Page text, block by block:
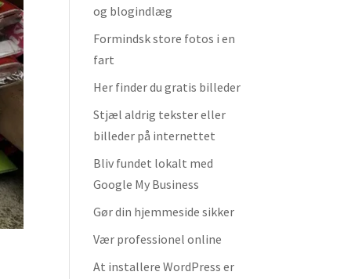
og blogindlæg
Formindsk store fotos i en
fart
Her finder du gratis billeder
Stjæl aldrig tekster eller
billeder på internettet
Bliv fundet lokalt med
Google My Business
Gør din hjemmeside sikker
Vær professionel online
At installere WordPress er